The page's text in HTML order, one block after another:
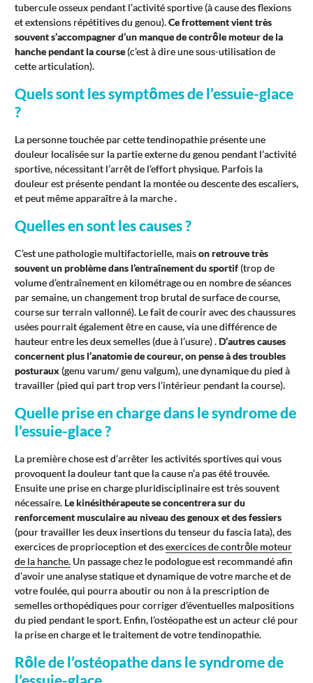
tubercule osseux pendant l’activité sportive (à cause des flexions
et extensions répétitives du genou).Ce frottement vient très
souvent s’accompagner d’un manque de contrôle moteur de la
hanche pendant la course (c’est à dire une sous-utilisation de
cette articulation).
Quels sont les symptômes de l’essuie-glace
?
La personne touchée par cette tendinopathie présente une
douleur localisée sur la partie externe du genou pendant l’activité
sportive, nécessitant l’arrêt de l’effort physique. Parfois la
douleur est présente pendant la montée ou descente des escaliers,
et peut même apparaître à la marche .
Quelles en sont les causes ?
C’est une pathologie multifactorielle, maison retrouve très
souvent un problème dans l’entraînement du sportif (trop de
volume d’entraînement en kilométrage ou en nombre de séances
par semaine, un changement trop brutal de surface de course,
course sur terrain vallonné). Le fait de courir avec des chaussures
usées pourrait également être en cause, via une différence de
hauteur entre les deux semelles (due à l’usure) . D’autres causes
concernent plus l’anatomie de coureur, on pense à des troubles
posturaux (genu varum/ genu valgum), une dynamique du pied à
travailler (pied qui part trop vers l’intérieur pendant la course).
Quelle prise en charge dans le syndrome de
l’essuie-glace ?
La première chose est d’arrêter les activités sportives qui vous
provoquent la douleur tant que la cause n’a pas été trouvée.
Ensuite une prise en charge pluridisciplinaire est très souvent
nécessaire. Le kinésithérapeute se concentrera sur du
renforcement musculaire au niveau des genoux et des fessiers
(pour travailler les deux insertions du tenseur du fascia lata), des
exercices de proprioception et desexercices de contrôle moteur
de la hanche. Un passage chez le podologue est recommandé afin
d’avoir une analyse statique et dynamique de votre marche et de
votre foulée, qui pourra aboutir ou non à la prescription de
semelles orthopédiques pour corriger d’éventuelles malpositions
du pied pendant le sport. Enfin, l’ostéopathe est un acteur clé pour
la prise en charge et le traitement de votre tendinopathie.
Rôle de l’ostéopathe dans le syndrome de